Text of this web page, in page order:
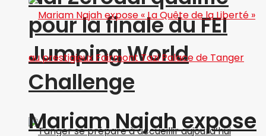
pour la finale du FEI
Jumping World
Challenge
Mariam Najah expose